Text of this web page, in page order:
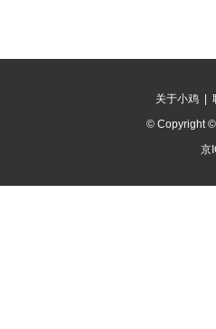
关于小鸡 |
© Copyright
京